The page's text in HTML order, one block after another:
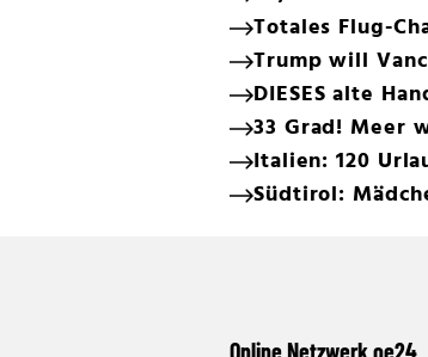
Totales Flug-
Trump will
DIESES alte
33 Grad! Meer
Italien: 120
Südtirol:
Online Netzwerk oe24